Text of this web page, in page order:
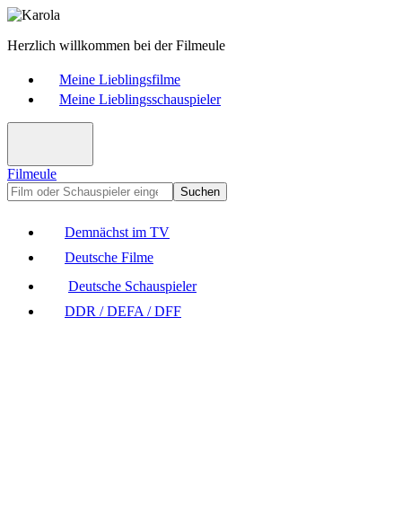
Herzlich willkommen bei der Filmeule
Meine Lieblingsfilme
Meine Lieblingsschauspieler
Filmeule
Suchen
Demnächst im TV
Deutsche Filme
Deutsche Schauspieler
DDR / DEFA / DFF